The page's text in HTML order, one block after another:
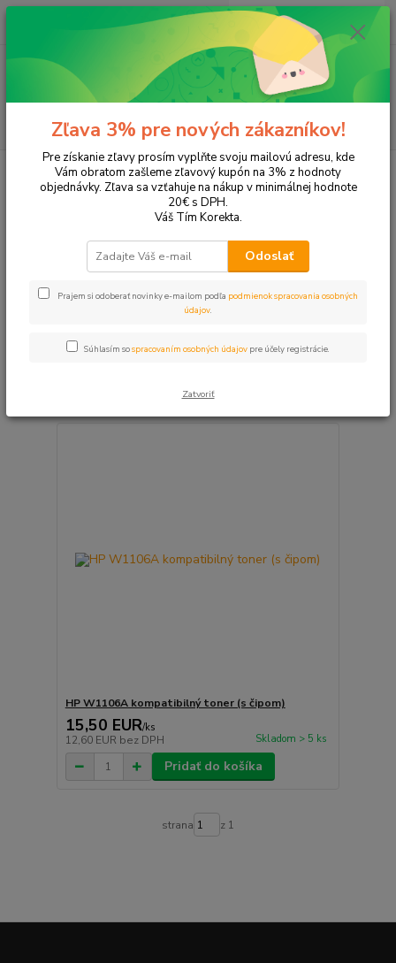
Hľadať
ks
za 0,00 EUR
Tonery a náplne do tlačiarní Hewlett Packard
HP LaserJet
LaserJet MFP 135
LaserJet MFP 135
Upresniť parametre
strana
HP W1106A kompatibilný toner (s čipom)
15,50 EUR/ks
12,60 EUR bez DPH Skladom > 5 ks
Pridať do košíka
strana z 1
Zľava 3% pre nových zákazníkov!
Pre získanie zľavy prosím vyplňte svoju mailovú adresu, kde
Vám obratom zašleme zľavový kupón na 3% z hodnoty
objednávky. Zľava sa vzťahuje na nákup v minimálnej hodnote
20€ s DPH.
Váš Tím Korekta.
Odoslať
Prajem si odoberať novinky e-mailom podľa podmienok spracovania osobných
údajov.
Súhlasím sospracovaním osobných údajov pre účely registrácie.
Zatvoriť